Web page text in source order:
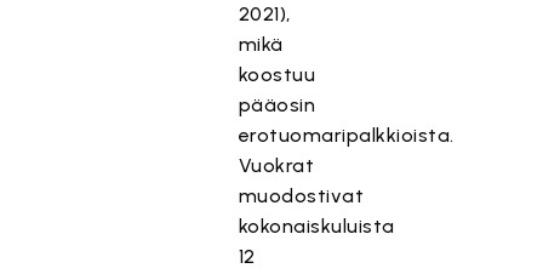
2021),
mikä
koostuu
pääosin
erotuomaripalkkioista.
Vuokrat
muodostivat
kokonaiskuluista
12